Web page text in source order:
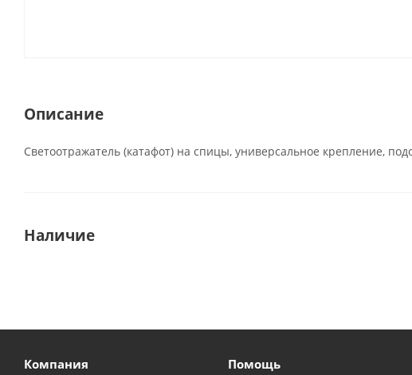
Описание
Светоотражатель (катафот) на спицы, универсальное крепление,
Наличие
Компания Помощь